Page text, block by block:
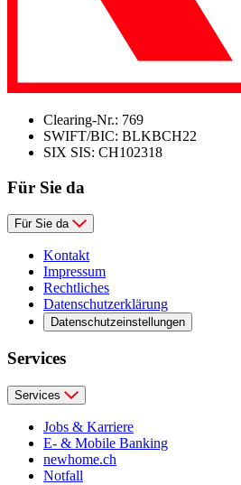
Clearing-Nr.: 769
SWIFT/BIC: BLKBCH22
SIX SIS: CH102318
Für Sie da
Für Sie da
Kontakt
Impressum
Rechtliches
Datenschutzerklärung
Datenschutzeinstellungen
Services
Services
Jobs & Karriere
E- & Mobile Banking
newhome.ch
Notfall